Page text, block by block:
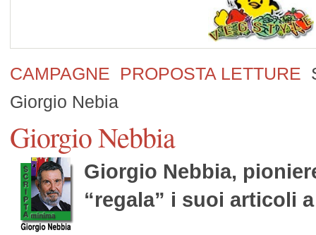
CAMPAGNE PROPOSTA LETTURE
Giorgio Nebia
Giorgio Nebbia
Giorgio Nebbia,
“regala” i suoi articoli